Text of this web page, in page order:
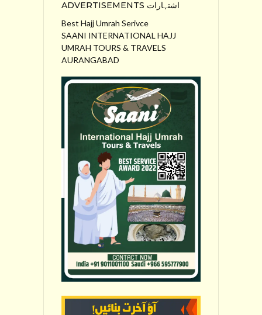
ADVERTISEMENTS اشتہارات
Best Hajj Umrah Serivce
SAANI INTERNATIONAL HAJJ
UMRAH TOURS & TRAVELS
AURANGABAD